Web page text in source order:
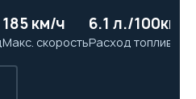
185 км/ч
Макс. скорость
6.1 л./100км
Расход топлива